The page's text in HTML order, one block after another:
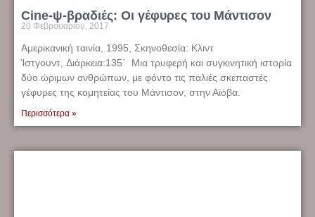
Cine-ψ-βραδιές: Οι γέφυρες του Μάντισον
20 Φεβρουαρίου, 2017
Αμερικανική ταινία, 1995, Σκηνοθεσία: Κλιντ
Ίστγουντ, Διάρκεια:135΄ Μια τρυφερή και συγκινητική ιστορία
δύο ώριμων ανθρώπων, με φόντο τις παλιές σκεπαστές
γέφυρες της κομητείας του Μάντισον, στην Αϊόβα.
Περισσότερα »